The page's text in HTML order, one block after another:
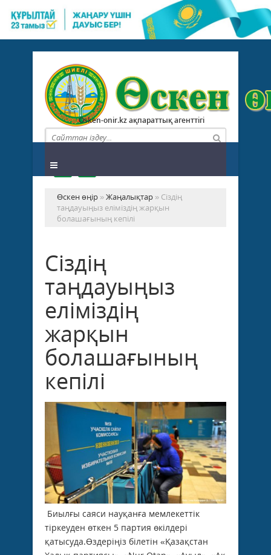
Osken-onir.kz ақпараттық агенттігі
Өскен өңір »Жаңалықтар » Сіздің
таңдауыңыз еліміздің жарқын
болашағының кепілі
Сіздің
таңдауыңыз
еліміздің
жарқын
болашағының
кепілі
Биылғы саяси науқанға мемлекеттік
тіркеуден өткен 5 партия өкілдері
қатысуда.Өздеріңіз білетін «Қазақстан